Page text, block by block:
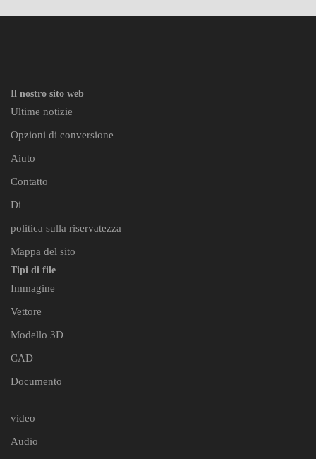
Il nostro sito web
Ultime notizie
Opzioni di conversione
Aiuto
Contatto
Di
politica sulla riservatezza
Mappa del sito
Tipi di file
Immagine
Vettore
Modello 3D
CAD
Documento
video
Audio